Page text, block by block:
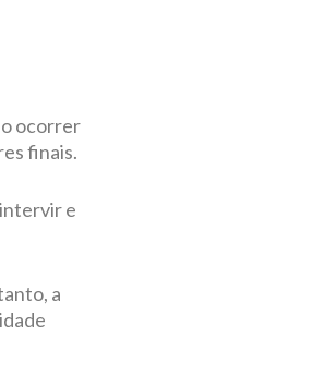
ocorrer
finais.
e
a